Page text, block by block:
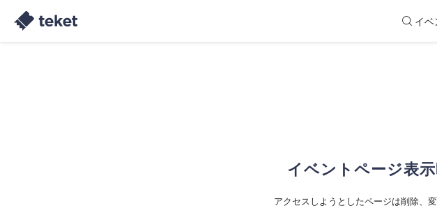
イベ
イベントページ表
アクセスしようとしたページは削除、